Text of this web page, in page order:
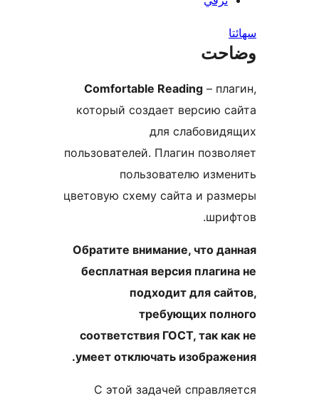
Comfortable Reading
который создает версию
для
пользователей. Плагин
пользователю
цветовую схему сайта и
Обратите внимание, что
бесплатная версия
подходит для
требующих
соответствия ГОСТ, так
умеет отключать
С этой задачей